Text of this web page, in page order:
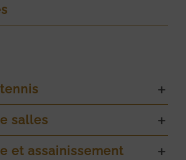
salles
et assainissement